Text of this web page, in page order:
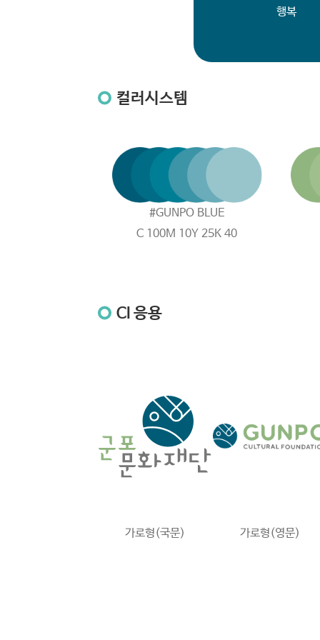
행복
컬러시스템
#GUNPO BLUE
C 100M 10Y 25K 40
CI 응용
가로형(국문) 가로형(영문)